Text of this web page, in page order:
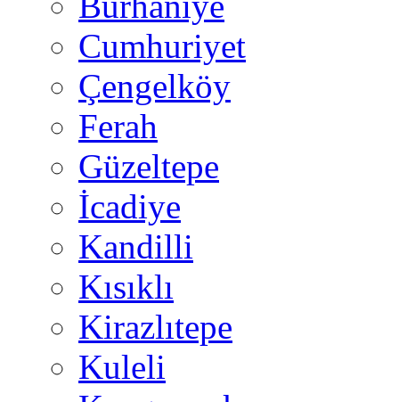
Cumhuriyet
Çengelköy
Ferah
Güzeltepe
İcadiye
Kandilli
Kısıklı
Kirazlıtepe
Kuleli